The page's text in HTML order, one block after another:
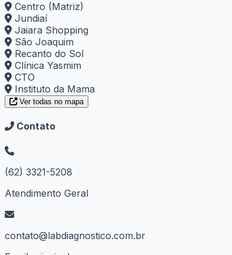
Centro (Matriz)
Jundiaí
Jaiara Shopping
São Joaquim
Recanto do Sol
Clínica Yasmim
CTO
Instituto da Mama
Ver todas no mapa
Contato
(62) 3321-5208
Atendimento Geral
contato@labdiagnostico.com.br